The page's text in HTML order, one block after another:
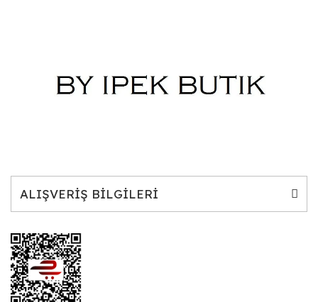
ALIŞVERİŞ BİLGİLERİ